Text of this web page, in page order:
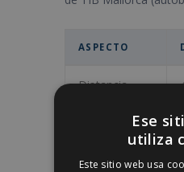
ASPECTO
Distancia
Tiempo en
coche
Ese
utiliza
Este sitio web usa